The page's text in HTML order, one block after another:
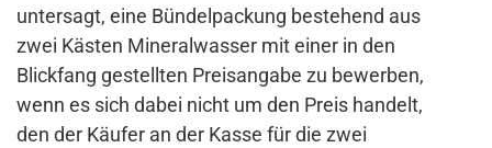
untersagt, eine Bündelpackung bestehend aus
zwei Kästen Mineralwasser mit einer in den
Blickfang gestellten Preisangabe zu bewerben,
wenn es sich dabei nicht um den Preis handelt,
den der Käufer an der Kasse für die zwei